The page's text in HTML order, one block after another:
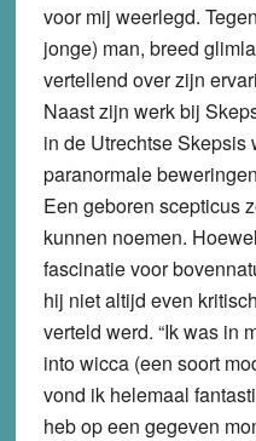
voor mij weerlegd.
jonge) man, breed
vertellend over zijn
Naast zijn werk bij
in de Utrechtse
paranormale
Een geboren scepticus
kunnen noemen.
fascinatie voor
hij niet altijd even
verteld werd. “Ik was in
into wicca (een soort
vond ik helemaal
heb op een gegeven